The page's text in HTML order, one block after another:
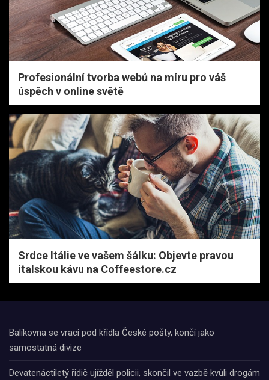
Profesionální tvorba webů na míru pro váš
úspěch v online světě
Srdce Itálie ve vašem šálku: Objevte pravou
italskou kávu na Coffeestore.cz
Balíkovna se vrací pod křídla České pošty, končí jako
samostatná divize
Devatenáctiletý řidič ujížděl policii, skončil ve vazbě kvůli drogám